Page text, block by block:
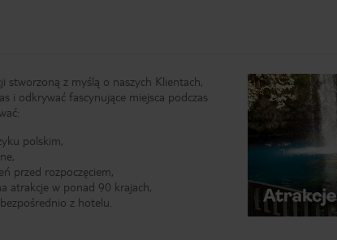
stworzoną z myślą o naszych Klientach,
i odkrywać fascynujące miejsca podczas
polskim,
przed rozpoczęciem,
atrakcje w ponad 90 krajach,
z hotelu.